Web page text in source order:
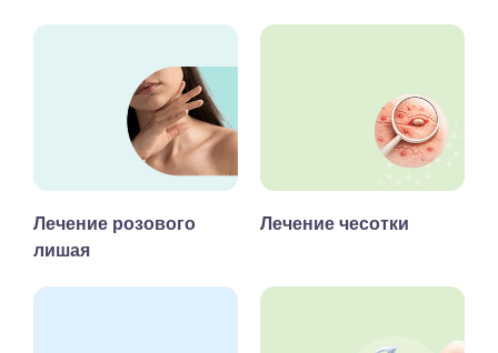
Лечение розового
лишая
Лечение чесотки